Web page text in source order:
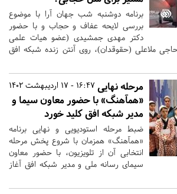
برنامه دوشنبه شب جهان آرا با موضوع
بررسی لایحه عفاف و حجاب و با حضور
دکتر مهدی جمشیدی (عضو هیات علمی
ملاعلی (حقوقدان)، روی آنتن زنده شبکه افق
16:47 - 17 اردیبهشت 1402 مرحله نهایی
«همآهنگ» با حضور معاون سیما و
مدیر شبکه افق کلید خورد
ضبط مرحله استودیویی و نهایی برنامه
«همآهنگ» همزمان با شروع پخش مرحله
انتخابی آن از تلویزیون، با حضور معاون
سیمای رسانه ملی و مدیر شبکه افق آغاز